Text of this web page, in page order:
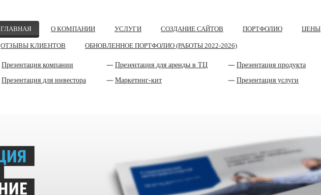
ГЛАВНАЯ О КОМПАНИИ УСЛУГИ СОЗДАНИЕ САЙТОВ ПОРТФОЛИО ЦЕНЫ
ОТЗЫВЫ КЛИЕНТОВ ОБНОВЛЕННОЕ ПОРТФОЛИО (РАБОТЫ 2022-2026)
Презентация компании
Презентация для инвестора
Презентация для аренды в ТЦ
Маркетинг-кит
Презентация продукта
Презентация услуги